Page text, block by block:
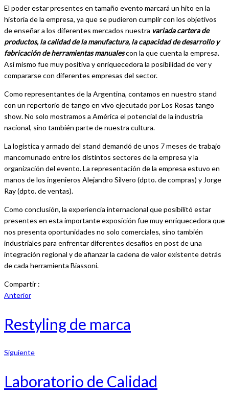
El poder estar presentes en tamaño evento marcará un hito en la
historia de la empresa, ya que se pudieron cumplir con los objetivos
de enseñar a los diferentes mercados nuestra variada cartera de
productos, la calidad de la manufactura, la capacidad de desarrollo y
fabricación de herramientas manualescon la que cuenta la empresa.
Así mismo fue muy positiva y enriquecedora la posibilidad de ver y
compararse con diferentes empresas del sector.
Como representantes de la Argentina, contamos en nuestro stand
con un repertorio de tango en vivo ejecutado por Los Rosas tango
show. No solo mostramos a América el potencial de la industria
nacional, sino también parte de nuestra cultura.
La logística y armado del stand demandó de unos 7 meses de trabajo
mancomunado entre los distintos sectores de la empresa y la
organización del evento. La representación de la empresa estuvo en
manos de los ingenieros Alejandro Silvero (dpto. de compras) y Jorge
Ray (dpto. de ventas).
Como conclusión, la experiencia internacional que posibilitó estar
presentes en esta importante exposición fue muy enriquecedora que
nos presenta oportunidades no solo comerciales, sino también
industriales para enfrentar diferentes desafíos en post de una
integración regional y de afianzar la cadena de valor existente detrás
de cada herramienta Biassoni.
Compartir :
Anterior
Restyling de marca
Siguiente
Laboratorio de Calidad